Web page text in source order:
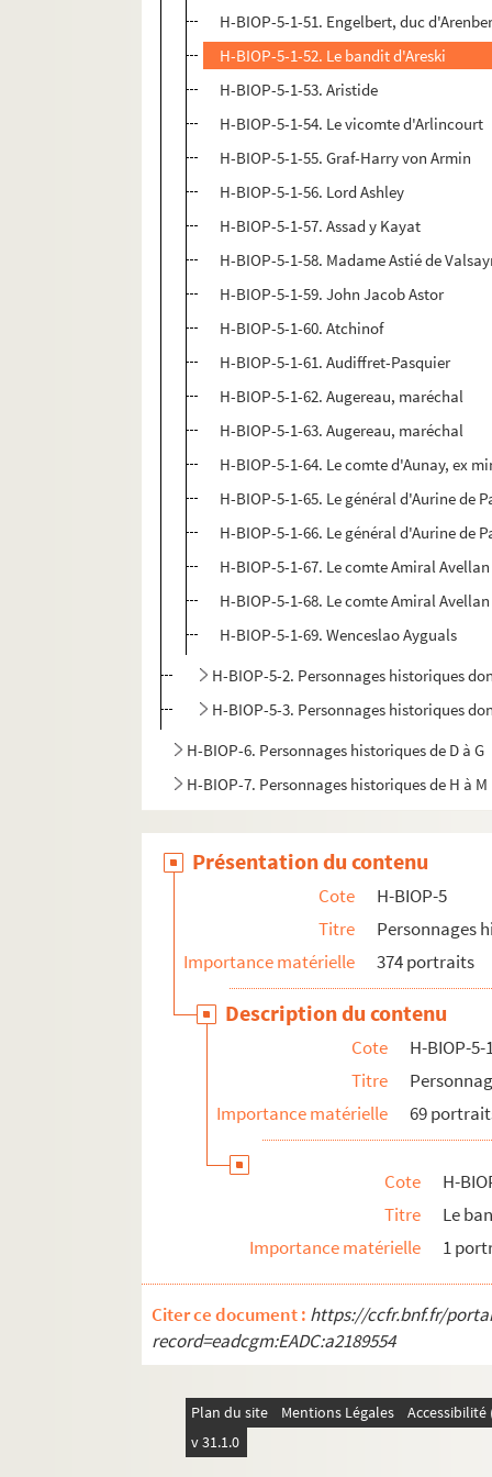
H-BIOP-5-1-51. Engelbert, duc
H-BIOP-5-1-52. Le bandit d'Areski
H-BIOP-5-1-53. Aristide
H-BIOP-5-1-54. Le vicomte d'Arlincourt
H-BIOP-5-1-55. Graf-Harry von Armin
H-BIOP-5-1-56. Lord Ashley
H-BIOP-5-1-57. Assad y Kayat
H-BIOP-5-1-58. Madame Astié de
H-BIOP-5-1-59. John Jacob Astor
H-BIOP-5-1-60. Atchinof
H-BIOP-5-1-61. Audiffret-Pasquier
H-BIOP-5-1-62. Augereau, maréchal
H-BIOP-5-1-63. Augereau, maréchal
H-BIOP-5-1-64. Le comte d'Aunay, ex
H-BIOP-5-1-65. Le général d'Aurine de
H-BIOP-5-1-66. Le général d'Aurine de
H-BIOP-5-1-67. Le comte Amiral Avellan
H-BIOP-5-1-68. Le comte Amiral Avellan
H-BIOP-5-1-69. Wenceslao Ayguals
H-BIOP-5-2. Personnages historiques
H-BIOP-5-3. Personnages historiques
H-BIOP-6. Personnages historiques de D à G
H-BIOP-7. Personnages historiques de H à M
H-BIOP-9. Portraits de personnages du
Présentation du contenu
Cote
H-BIOP-5
Titre
Personnages
Importance matérielle
374 portraits
Description du contenu
Cote
H-BIOP-5-
Titre
Importance matérielle
69
Cote
H-
Titre
Le
Importance matérielle
1
Citer ce document : https://ccfr.bnf.fr/
record=eadcgm:EADC:a2189554
Plan du site Mentions Légales
v 31.1.0